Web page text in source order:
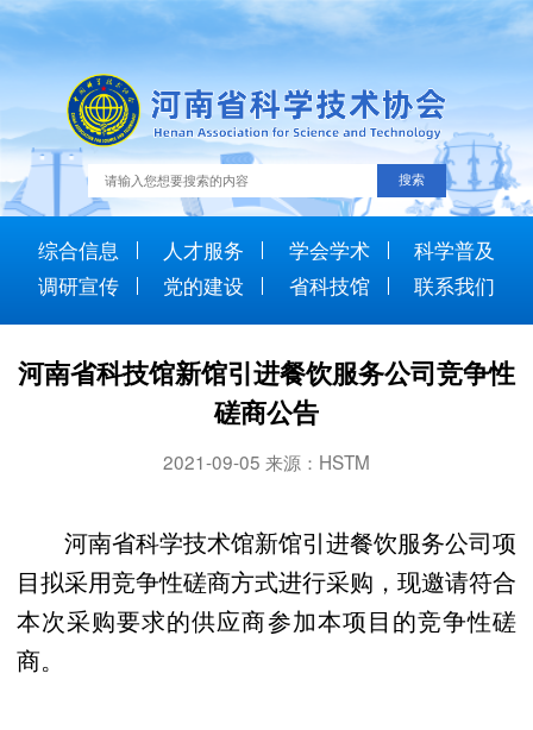
综合信息 人才服务 学会学术
科学普及
调研宣传
党的建设 省科技馆 联系我们
河南省科技馆新馆引进餐饮服务公司竞争性
磋商公告
2021-09-05 来源：HSTM
河南省科学技术馆新馆引进餐饮服务公司项
目拟采用竞争性磋商方式进行采购，现邀请符合
本次采购要求的供应商参加本项目的竞争性磋
商。